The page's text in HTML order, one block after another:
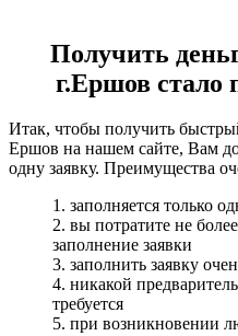
Получить
г.Ершов стало
Итак, чтобы получить
Ершов на нашем сайте, Вам
одну заявку. Преимущества
1. заполняется только
2. вы потратите не
заполнение заявки
3. заполнить заявку
4. никакой
требуется
5. при возникновении